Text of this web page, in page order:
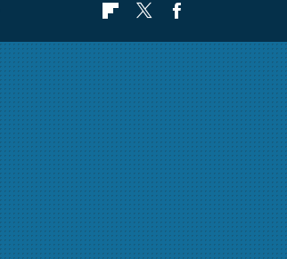
Flipboard
Twitter